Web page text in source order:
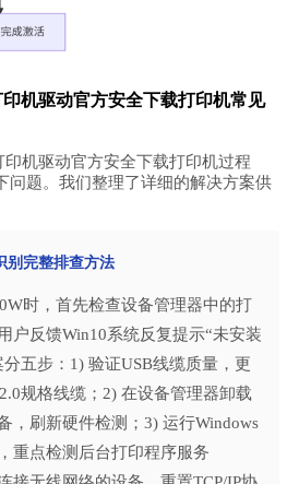
机驱动官方安全下载打印机常见
印机驱动官方安全下载打印机过程
问题。我们整理了详细的解决方案供
别完整排查方法
时，首先检查设备管理器中的打
户反馈Win10系统反复提示“未安装
五步：1) 验证USB线缆质量，更
规格线缆；2) 在设备管理器卸载
，刷新硬件检测；3) 运行Windows
重点检测后台打印程序服务